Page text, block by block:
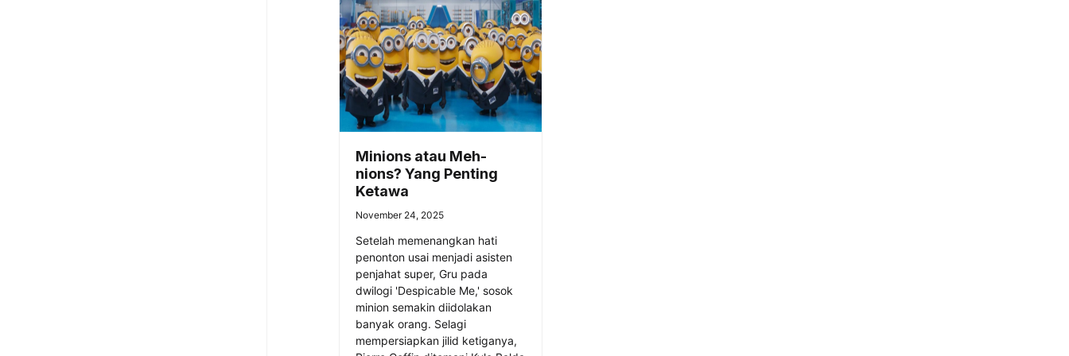
Minions atau Meh-
nions? Yang Penting
Ketawa
November 24, 2025
Setelah memenangkan hati
penonton usai menjadi asisten
penjahat super, Gru pada
dwilogi 'Despicable Me,' sosok
minion semakin diidolakan
banyak orang. Selagi
mempersiapkan jilid ketiganya,